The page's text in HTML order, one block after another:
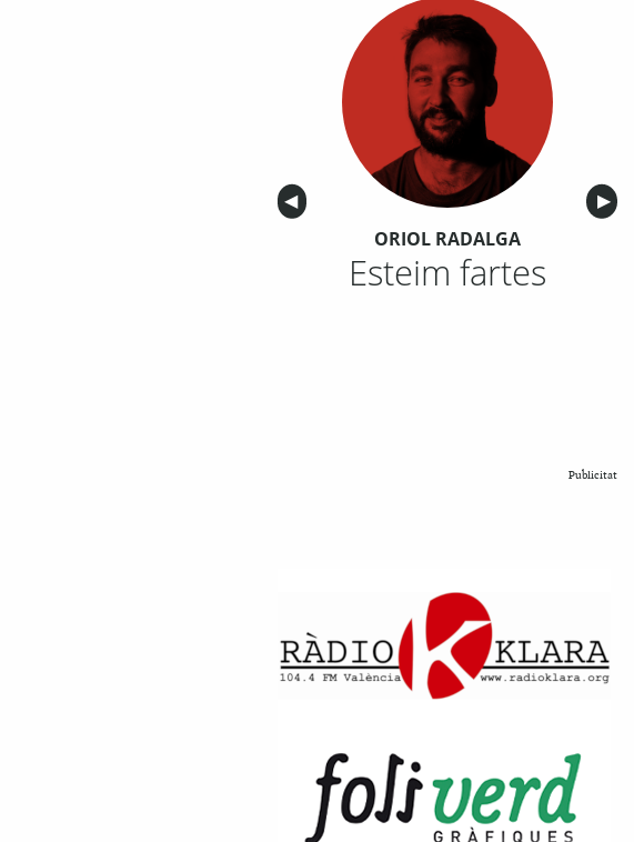
Anterior
◀︎ ▶︎
ORIOL RADALGA
Esteim fartes
Publicitat